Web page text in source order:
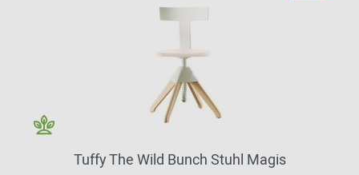
Tuffy The Wild Bunch Stuhl Magis